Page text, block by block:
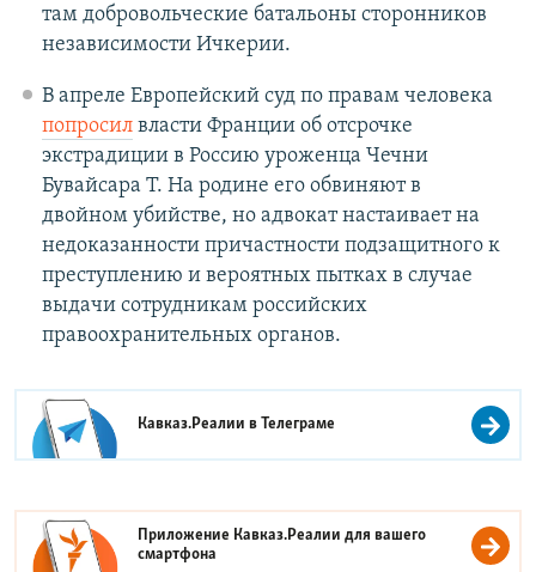
там добровольческие батальоны сторонников
независимости Ичкерии.
В апреле Европейский суд по правам человека
попросилвласти Франции об отсрочке
экстрадиции в Россию уроженца Чечни
Бувайсара Т. На родине его обвиняют в
двойном убийстве, но адвокат настаивает на
недоказанности причастности подзащитного к
преступлению и вероятных пытках в случае
выдачи сотрудникам российских
правоохранительных органов.
Кавказ.Реалии вТелеграме
Приложение Кавказ.Реалии для вашего
смартфона